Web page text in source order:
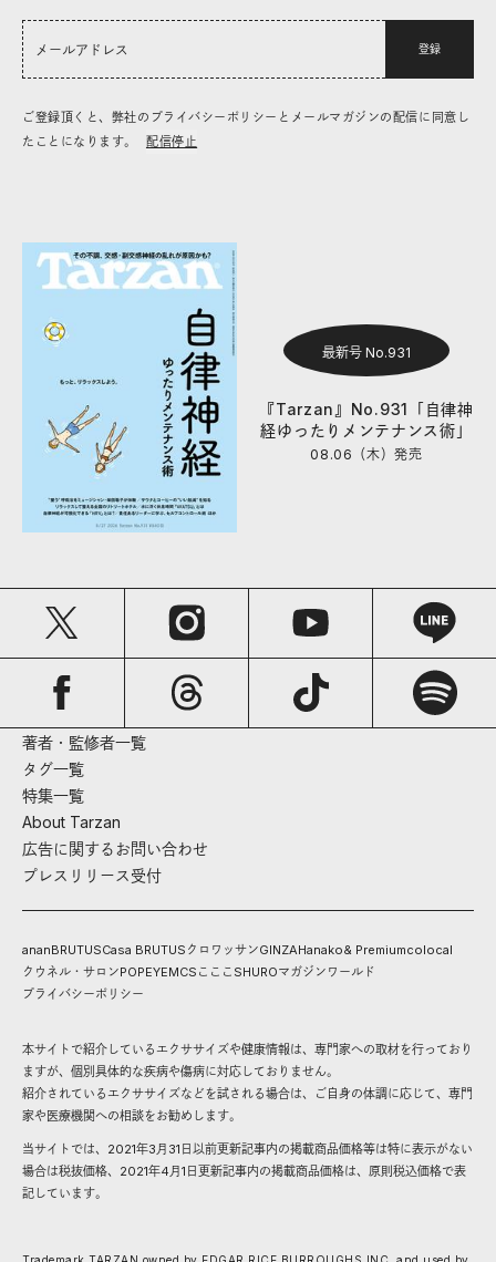
登録
ご登録頂くと、弊社のプライバシーポリシーとメールマガジンの配信に同意し
たことになります。
配信停止
最新号 No.931
『Tarzan』No.931「自律神
経ゆったりメンテナンス術」
08.06（木）発売
著者・監修者一覧
タグ一覧
特集一覧
About Tarzan
広告に関するお問い合わせ
プレスリリース受付
ananBRUTUSCasa BRUTUS クロワッサンGINZAHanako& Premiumcolocal
クウネル・サロンPOPEYEMCS こここ SHUROマガジンワールド
プライバシーポリシー
本サイトで紹介しているエクササイズや健康情報は、専門家への取材を行っており
ますが、個別具体的な疾病や傷病に対応しておりません。
紹介されているエクササイズなどを試される場合は、ご自身の体調に応じて、専門
家や医療機関への相談をお勧めします。
当サイトでは、2021年3月31日以前更新記事内の掲載商品価格等は特に表示がない
場合は税抜価格、2021年4月1日更新記事内の掲載商品価格は、原則税込価格で表
記しています。